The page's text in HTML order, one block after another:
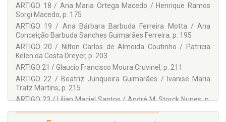
COLABORADORES:
Adriano Menechini
Adriano Vieira de Lima
Alexandre Walmott Borges
Américo Ribeiro Magro
Amin Abil Russ Neto
Ana Bárbara Barbuda Ferreira Motta
Ana Claudia Lorenzetti Mendes
ARTIGO 18 / Ana Maria Ortega Macedo / Henrique Ramos
Sorgi Macedo, p. 175
ARTIGO 19 / Ana Bárbara Barbuda Ferreira Motta / Ana
Conceição Barbuda Sanches Guimarães Ferreira, p. 195
ARTIGO 20 / Nilton Carlos de Almeida Coutinho / Patricia
Kelen da Costa Dreyer, p. 203
ARTIGO 21 / Glaucio Francisco Moura Cruvinel, p. 211
ARTIGO 22 / Beatriz Junqueira Guimarães / Ivanise Maria
Tratz Martins, p. 215
ARTIGO 23 / Lilian Maciel Santos / André M. Storck Nunes, p.
ARTIGO 24 / Adriano Vieira de Lima / Rodrigo de Lima